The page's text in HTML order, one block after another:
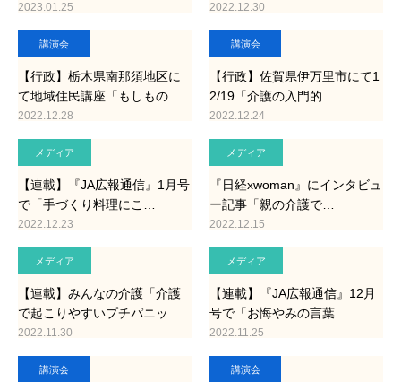
2023.01.25 2022.12.30
講演会
【行政】栃木県南那須地区に
て地域住民講座「もしもの…
2022.12.28
講演会
【行政】佐賀県伊万里市にて1
2/19「介護の入門的…
2022.12.24
メディア
【連載】『JA広報通信』1月号
で「手づくり料理にこ…
2022.12.23
メディア
『日経xwoman』にインタビュ
ー記事「親の介護で…
2022.12.15
メディア
【連載】みんなの介護「介護
で起こりやすいプチパニッ…
2022.11.30
メディア
【連載】『JA広報通信』12月
号で「お悔やみの言葉…
2022.11.25
講演会 講演会